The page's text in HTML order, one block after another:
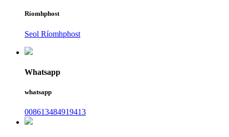
Ríomhphost
Seol Ríomhphost
Whatsapp
whatsapp
008613484919413